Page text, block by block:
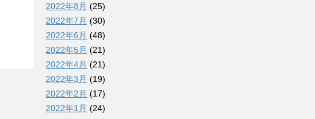
2022年8月 (25)
2022年7月 (30)
2022年6月 (48)
2022年5月 (21)
2022年4月 (21)
2022年3月 (19)
2022年2月 (17)
2022年1月 (24)